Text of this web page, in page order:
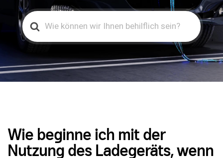
Search
For
Wie beginne ich mit der
Nutzung des Ladegeräts, wenn